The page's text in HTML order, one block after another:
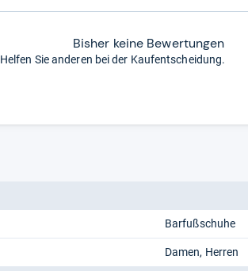
Bisher keine Bewertungen
Helfen Sie anderen bei der Kaufentscheidung.
Barfußschuhe
Damen Herren